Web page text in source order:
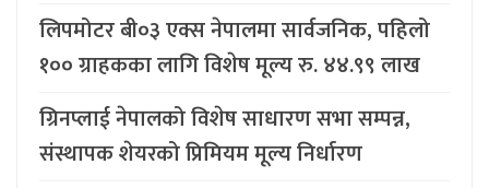
लिपमोटर बी०३ एक्स नेपालमा सार्वजनिक, पहिलो
१०० ग्राहकका लागि विशेष मूल्य रु. ४४.९९ लाख
ग्रिनप्लाई नेपालको विशेष साधारण सभा सम्पन्न,
संस्थापक शेयरको प्रिमियम मूल्य निर्धारण